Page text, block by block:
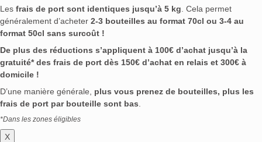
Les frais de port sont identiques jusqu’à 5 kg . Cela permet
généralement d’acheter 2-3 bouteilles au format 70cl ou 3-4 au
format 50cl sans surcoût !
De plus des réductions s’appliquent à 100€ d’achat jusqu’à la
gratuité* des frais de port dès 150€ d’achat en relais et 300€ à
domicile !
D’une manière générale, plus vous prenez de bouteilles, plus les
frais de port par bouteille sont bas
*Dans les zones éligibles
X